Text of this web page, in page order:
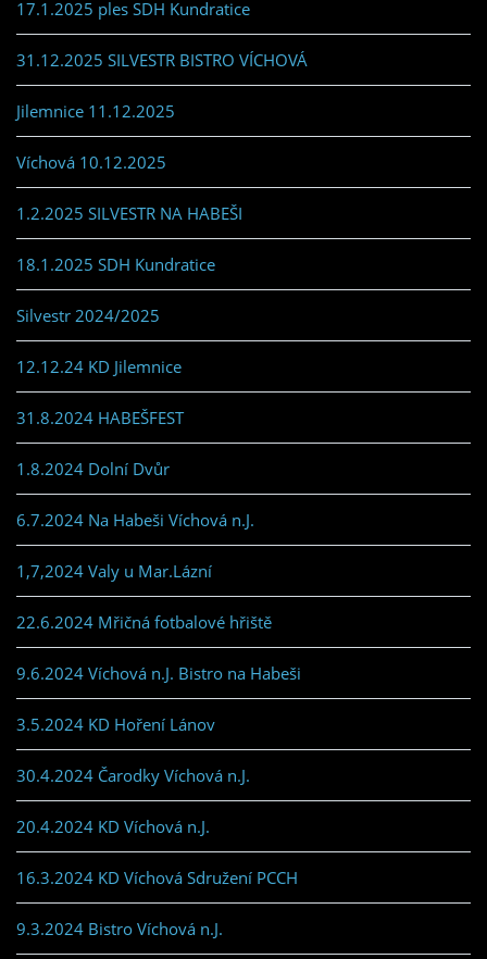
17.1.2025 ples SDH Kundratice
31.12.2025 SILVESTR BISTRO VÍCHOVÁ
Jilemnice 11.12.2025
Víchová 10.12.2025
1.2.2025 SILVESTR NA HABEŠI
18.1.2025 SDH Kundratice
Silvestr 2024/2025
12.12.24 KD Jilemnice
31.8.2024 HABEŠFEST
1.8.2024 Dolní Dvůr
6.7.2024 Na Habeši Víchová n.J.
1,7,2024 Valy u Mar.Lázní
22.6.2024 Mřičná fotbalové hřiště
9.6.2024 Víchová n.J. Bistro na Habeši
3.5.2024 KD Hoření Lánov
30.4.2024 Čarodky Víchová n.J.
20.4.2024 KD Víchová n.J.
16.3.2024 KD Víchová Sdružení PCCH
9.3.2024 Bistro Víchová n.J.